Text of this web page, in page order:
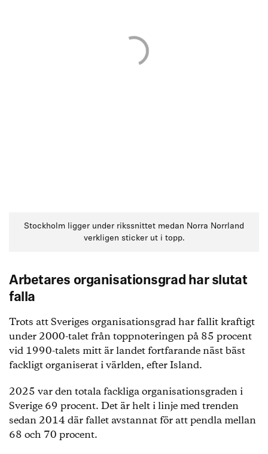
Stockholm ligger under rikssnittet medan Norra Norrland
verkligen sticker ut i topp.
Arbetares organisationsgrad har slutat
falla
Trots att Sveriges organisationsgrad har fallit kraftigt
under 2000-talet från toppnoteringen på 85 procent
vid 1990-talets mitt är landet fortfarande näst bäst
fackligt organiserat i världen, efter Island.
2025 var den totala fackliga organisationsgraden i
Sverige 69 procent. Det är helt i linje med trenden
sedan 2014 där fallet avstannat för att pendla mellan
68 och 70 procent.